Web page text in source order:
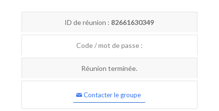
ID de réunion : 82661630349
Code / mot de passe :
Réunion terminée.
Contacter le groupe